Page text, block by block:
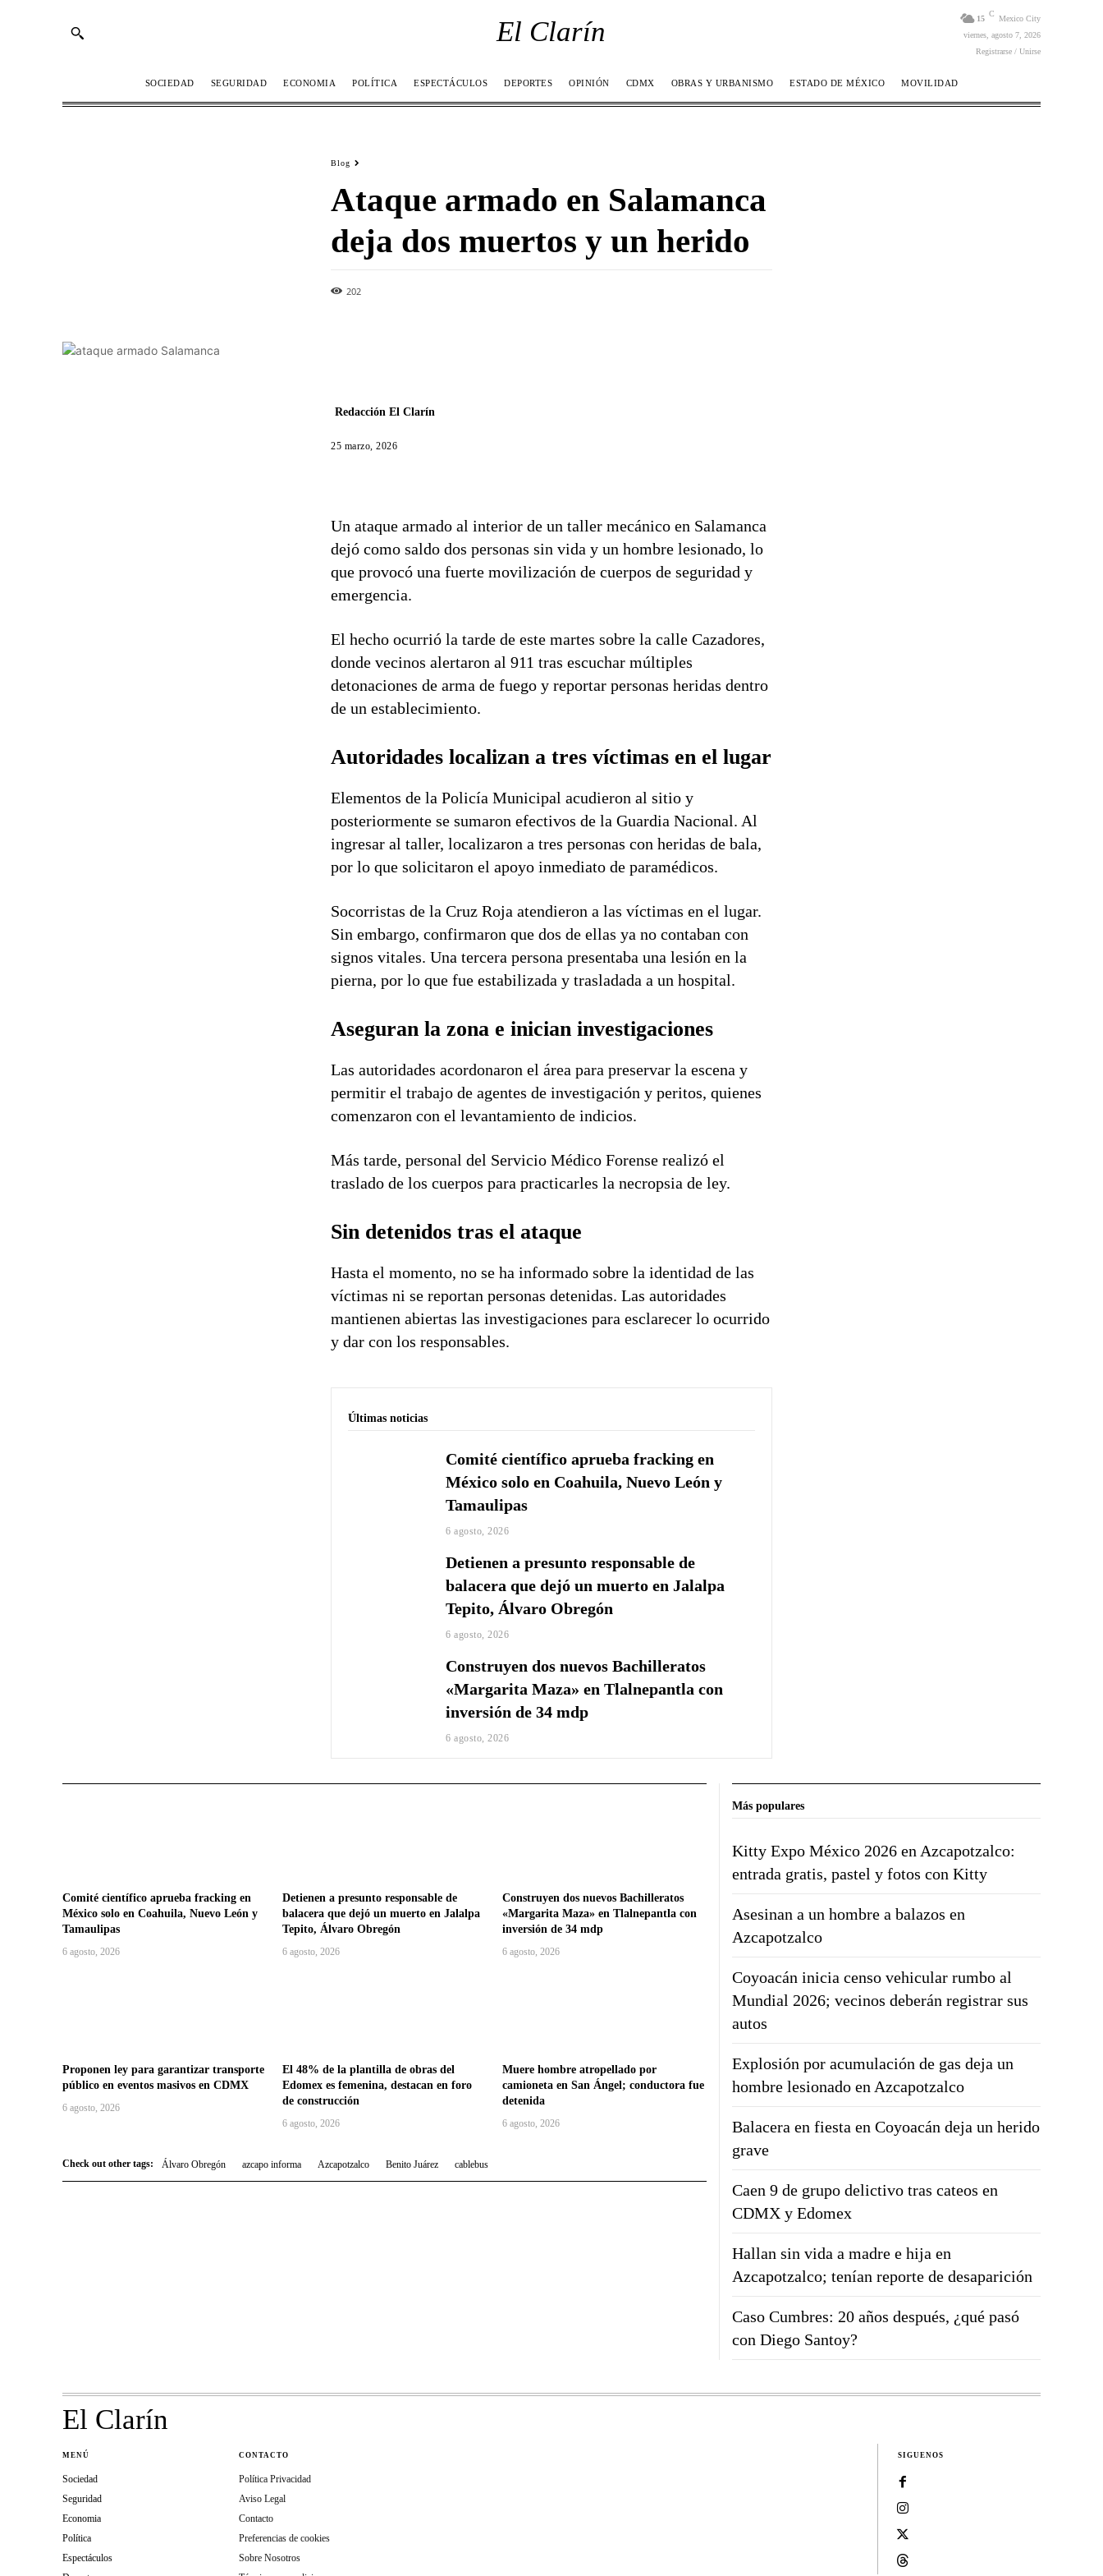
El Clarín 15
C
Mexico City
viernes, agosto 7, 2026
Registrarse / Unirse
SOCIEDAD SEGURIDAD ECONOMIA POLÍTICA ESPECTÁCULOS DEPORTES OPINIÓN CDMX OBRAS Y URBANISMO ESTADO DE MÉXICO MOVILIDAD
Blog
Ataque armado en Salamanca
deja dos muertos y un herido
202
Redacción El Clarín
25 marzo, 2026
Un ataque armado al interior de un taller mecánico en Salamanca
dejó como saldo dos personas sin vida y un hombre lesionado, lo
que provocó una fuerte movilización de cuerpos de seguridad y
emergencia.
El hecho ocurrió la tarde de este martes sobre la calle Cazadores,
donde vecinos alertaron al 911 tras escuchar múltiples
detonaciones de arma de fuego y reportar personas heridas dentro
de un establecimiento.
Autoridades localizan a tres víctimas en el lugar
Elementos de la Policía Municipal acudieron al sitio y
posteriormente se sumaron efectivos de la Guardia Nacional. Al
ingresar al taller, localizaron a tres personas con heridas de bala,
por lo que solicitaron el apoyo inmediato de paramédicos.
Socorristas de la Cruz Roja atendieron a las víctimas en el lugar.
Sin embargo, confirmaron que dos de ellas ya no contaban con
signos vitales. Una tercera persona presentaba una lesión en la
pierna, por lo que fue estabilizada y trasladada a un hospital.
Aseguran la zona e inician investigaciones
Las autoridades acordonaron el área para preservar la escena y
permitir el trabajo de agentes de investigación y peritos, quienes
comenzaron con el levantamiento de indicios.
Más tarde, personal del Servicio Médico Forense realizó el
traslado de los cuerpos para practicarles la necropsia de ley.
Sin detenidos tras el ataque
Hasta el momento, no se ha informado sobre la identidad de las
víctimas ni se reportan personas detenidas. Las autoridades
mantienen abiertas las investigaciones para esclarecer lo ocurrido
y dar con los responsables.
Últimas noticias
Comité científico aprueba fracking en
México solo en Coahuila, Nuevo León y
Tamaulipas
6 agosto, 2026
Detienen a presunto responsable de
balacera que dejó un muerto en Jalalpa
Tepito, Álvaro Obregón
6 agosto, 2026
Construyen dos nuevos Bachilleratos
«Margarita Maza» en Tlalnepantla con
inversión de 34 mdp
6 agosto, 2026
Comité científico aprueba fracking en
México solo en Coahuila, Nuevo León y
Tamaulipas
6 agosto, 2026
Detienen a presunto responsable de
balacera que dejó un muerto en Jalalpa
Tepito, Álvaro Obregón
6 agosto, 2026
Construyen dos nuevos Bachilleratos
«Margarita Maza» en Tlalnepantla con
inversión de 34 mdp
6 agosto, 2026
Proponen ley para garantizar transporte
público en eventos masivos en CDMX
6 agosto, 2026
El 48% de la plantilla de obras del
Edomex es femenina, destacan en foro
de construcción
6 agosto, 2026
Muere hombre atropellado por
camioneta en San Ángel; conductora fue
detenida
6 agosto, 2026
Check out other tags: Álvaro Obregón azcapo informa Azcapotzalco Benito Juárez cablebus
Más populares
Kitty Expo México 2026 en Azcapotzalco:
entrada gratis, pastel y fotos con Kitty
Asesinan a un hombre a balazos en
Azcapotzalco
Coyoacán inicia censo vehicular rumbo al
Mundial 2026; vecinos deberán registrar sus
autos
Explosión por acumulación de gas deja un
hombre lesionado en Azcapotzalco
Balacera en fiesta en Coyoacán deja un herido
grave
Caen 9 de grupo delictivo tras cateos en
CDMX y Edomex
Hallan sin vida a madre e hija en
Azcapotzalco; tenían reporte de desaparición
Caso Cumbres: 20 años después, ¿qué pasó
con Diego Santoy?
El Clarín
MENÚ
Sociedad
Seguridad
Economia
Política
Espectáculos
CONTACTO
Política Privacidad
Aviso Legal
Contacto
Preferencias de cookies
Sobre Nosotros
SIGUENOS